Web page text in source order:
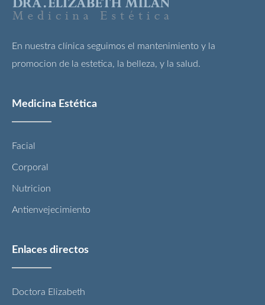
En nuestra clínica seguimos el mantenimiento y la
promocion de la estetica, la belleza, y la salud.
Medicina Estética
Facial
Corporal
Nutricion
Antienvejecimiento
Enlaces directos
Doctora Elizabeth